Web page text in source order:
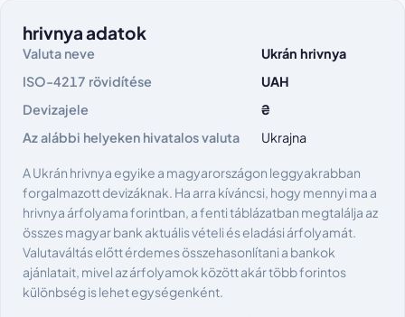
hrivnya adatok
Valuta neve
Ukrán hrivnya
ISO-4217 rövidítése
UAH
Devizajele
₴
Az alábbi helyeken hivatalos valuta
Ukrajna
A Ukrán hrivnya egyike a magyarországon leggyakrabban
forgalmazott devizáknak. Ha arra kíváncsi, hogy mennyi ma a
hrivnya árfolyama forintban, a fenti táblázatban megtalálja az
összes magyar bank aktuális vételi és eladási árfolyamát.
Valutaváltás előtt érdemes összehasonlítani a bankok
ajánlatait, mivel az árfolyamok között akár több forintos
különbség is lehet egységenként.